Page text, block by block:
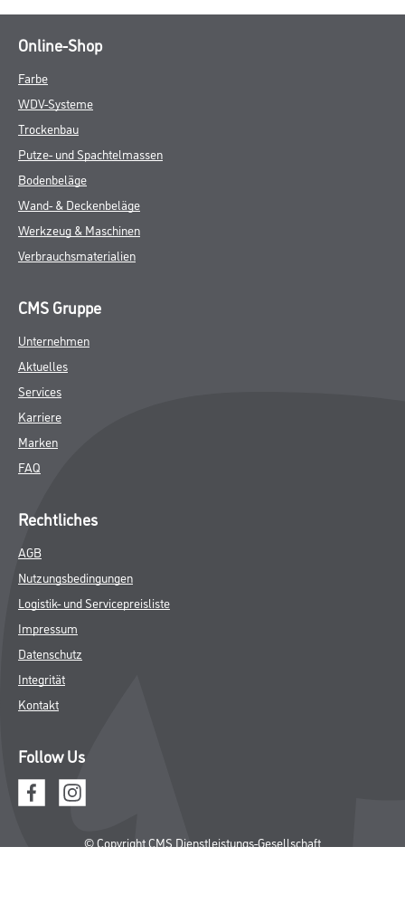
Online-Shop
Farbe
WDV-Systeme
Trockenbau
Putze- und Spachtelmassen
Bodenbeläge
Wand- & Deckenbeläge
Werkzeug & Maschinen
Verbrauchsmaterialien
CMS Gruppe
Unternehmen
Aktuelles
Services
Karriere
Marken
FAQ
Rechtliches
AGB
Nutzungsbedingungen
Logistik- und Servicepreisliste
Impressum
Datenschutz
Integrität
Kontakt
Follow Us
© Copyright CMS Dienstleistungs-Gesellschaft